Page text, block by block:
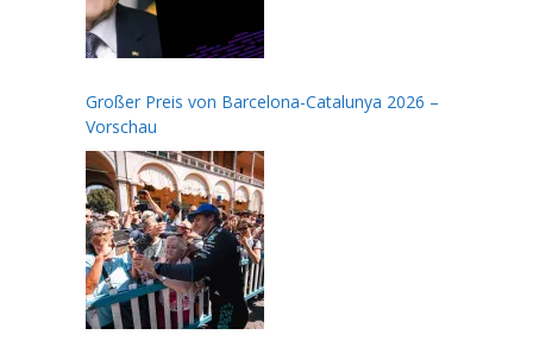
Großer Preis von Barcelona-Catalunya 2026 –
Vorschau